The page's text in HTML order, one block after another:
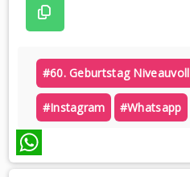
#60. Geburtstag Niveauvoll
#instagram #whatsapp
WhatsApp